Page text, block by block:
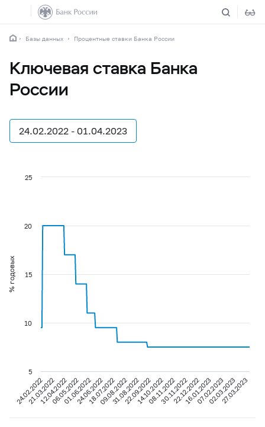
Базы данных Процентные ставки Банка России
Ключевая ставка Банка
России
24.02.2022 - 01.04.2023
% годовых
24.02.2022 09.08.2022 16.01.2023
21.03.2022
12.04.2022
06.05.2022
01.06.2022
24.06.2022
18.07.202231.08.2022
22.09.2022
14.10.2022
08.11.2022
30.11.2022
22.12.202207.02.2023
02.03.2023
27.03.2023
5
10
15
20
25